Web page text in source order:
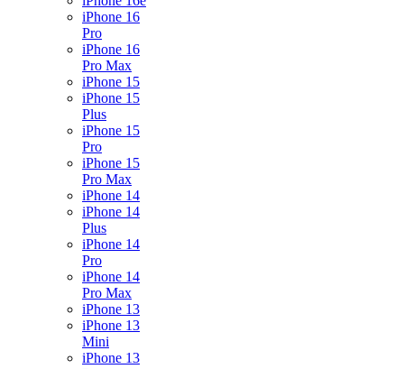
iPhone 16
Pro
iPhone 16
Pro Max
iPhone 15
iPhone 15
Plus
iPhone 15
Pro
iPhone 15
Pro Max
iPhone 14
iPhone 14
Plus
iPhone 14
Pro
iPhone 14
Pro Max
iPhone 13
iPhone 13
Mini
iPhone 13